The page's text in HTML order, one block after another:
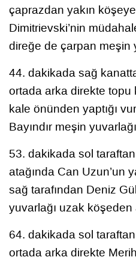
çaprazdan yakın
Dimitrievski’nin
direğe de çarpan meşin
44. dakikada sağ
ortada arka direkte topu
kale önünden yaptığı
Bayındır meşin
53. dakikada sol taraftan
atağında Can Uzun’un
sağ tarafından Deniz
yuvarlağı uzak
64. dakikada sol taraftan
ortada arka direkte Merih